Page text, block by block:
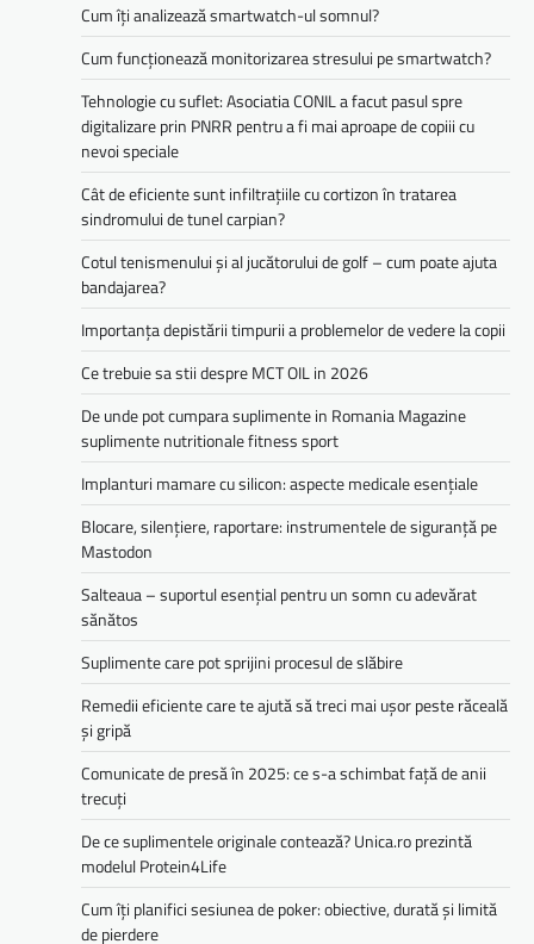
Cum îți analizează smartwatch-ul somnul?
Cum funcționează monitorizarea stresului pe smartwatch?
Tehnologie cu suflet: Asociatia CONIL a facut pasul spre
digitalizare prin PNRR pentru a fi mai aproape de copiii cu
nevoi speciale
Cât de eficiente sunt infiltrațiile cu cortizon în tratarea
sindromului de tunel carpian?
Cotul tenismenului și al jucătorului de golf – cum poate ajuta
bandajarea?
Importanța depistării timpurii a problemelor de vedere la copii
Ce trebuie sa stii despre MCT OIL in 2026
De unde pot cumpara suplimente in Romania Magazine
suplimente nutritionale fitness sport
Implanturi mamare cu silicon: aspecte medicale esențiale
Blocare, silențiere, raportare: instrumentele de siguranță pe
Mastodon
Salteaua – suportul esențial pentru un somn cu adevărat
sănătos
Suplimente care pot sprijini procesul de slăbire
Remedii eficiente care te ajută să treci mai ușor peste răceală
și gripă
Comunicate de presă în 2025: ce s-a schimbat față de anii
trecuți
De ce suplimentele originale contează? Unica.ro prezintă
modelul Protein4Life
Cum îți planifici sesiunea de poker: obiective, durată și limită
de pierdere